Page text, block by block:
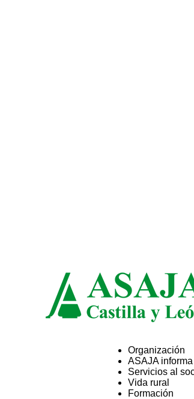
ASAJA
Organización
ASAJA informa
Servicios al
Vida rural
Formación